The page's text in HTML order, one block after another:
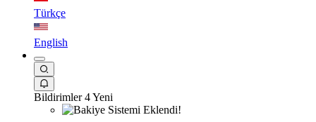
Türkçe
English
Bildirimler4 Yeni